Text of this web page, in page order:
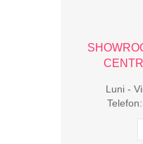
Luni -